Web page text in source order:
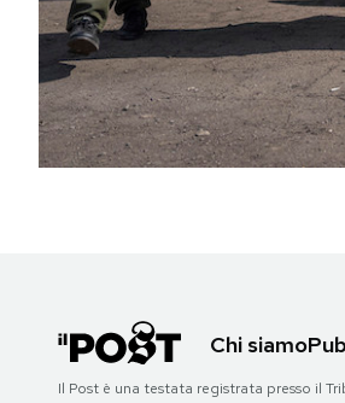
I MIEI PREFERITI
SHOP
Area Personale
Newsletter
Chi siamo
Il Post è una testata registrata presso il